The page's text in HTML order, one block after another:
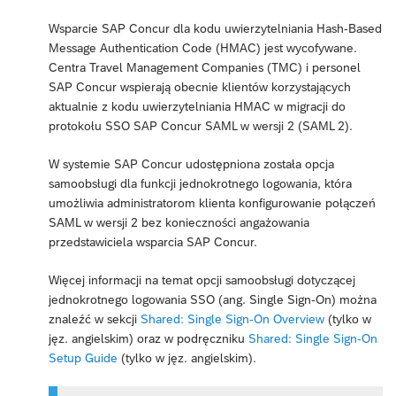
Wsparcie SAP Concur dla kodu uwierzytelniania Hash-Based
Message Authentication Code (HMAC) jest wycofywane.
Centra Travel Management Companies (TMC) i personel
SAP Concur wspierają obecnie klientów korzystających
aktualnie z kodu uwierzytelniania HMAC w migracji do
protokołu SSO SAP Concur SAML w wersji 2 (SAML 2).
W systemie SAP Concur udostępniona została opcja
samoobsługi dla funkcji jednokrotnego logowania, która
umożliwia administratorom klienta konfigurowanie połączeń
SAML w wersji 2 bez konieczności angażowania
przedstawiciela wsparcia SAP Concur.
Więcej informacji na temat opcji samoobsługi dotyczącej
jednokrotnego logowania SSO (ang. Single Sign-On) można
znaleźć w sekcji Shared: Single Sign-On Overview (tylko w
jęz. angielskim) oraz w podręczniku Shared: Single Sign-On
Setup Guide (tylko w jęz. angielskim).